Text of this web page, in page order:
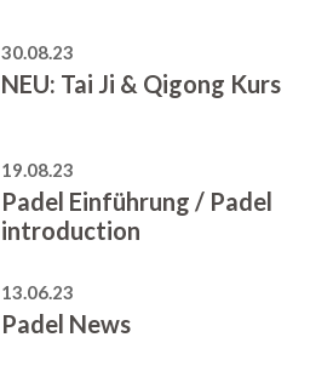
30.08.23
NEU: Tai Ji & Qigong Kurs
19.08.23
Padel Einführung / Padel
introduction
13.06.23
Padel News